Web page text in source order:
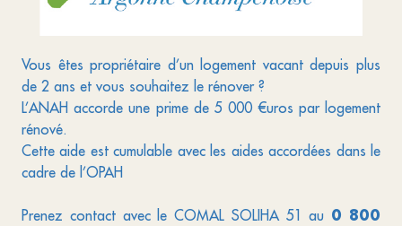
Vous êtes propriétaire d’un logement vacant depuis plus
de 2 ans et vous souhaitez le rénover ?
L’ANAH accorde une prime de 5 000 €uros par logement
rénové.
Cette aide est cumulable avec les aides accordées dans le
cadre de l’OPAH
Prenez contact avec le COMAL SOLIHA 51 au 0 800